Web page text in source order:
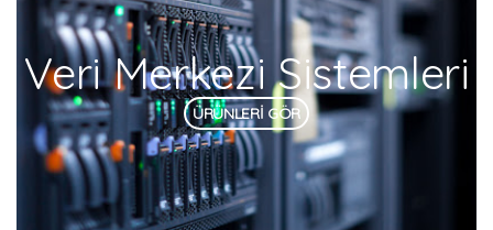
Veri Merkezi Sistemleri
ÜRÜNLERİ GÖR